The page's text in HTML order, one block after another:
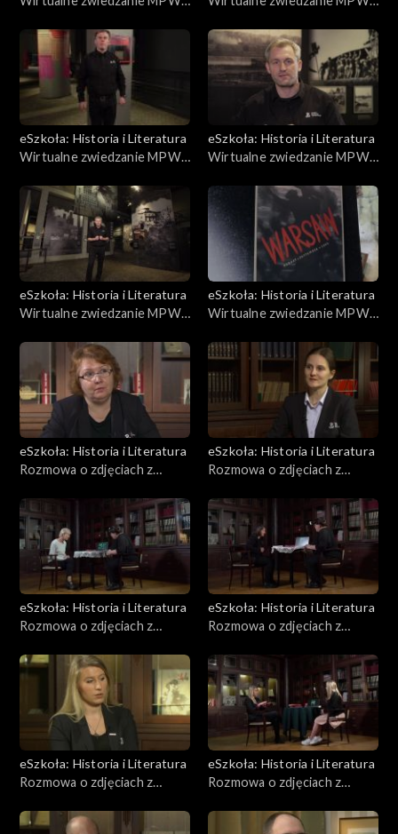
eSzkoła: Historia i Literatura
Wirtualne zwiedzanie MPW,
eSzkoła: Historia i Literatura
Wirtualne zwiedzanie MPW,
eSzkoła: Historia i Literatura
Wirtualne zwiedzanie MPW,
eSzkoła: Historia i Literatura
Wirtualne zwiedzanie MPW,
eSzkoła: Historia i Literatura
Rozmowa o zdjęciach z
eSzkoła: Historia i Literatura
Rozmowa o zdjęciach z
eSzkoła: Historia i Literatura
Rozmowa o zdjęciach z
eSzkoła: Historia i Literatura
Rozmowa o zdjęciach z
eSzkoła: Historia i Literatura
Rozmowa o zdjęciach z
eSzkoła: Historia i Literatura
Rozmowa o zdjęciach z